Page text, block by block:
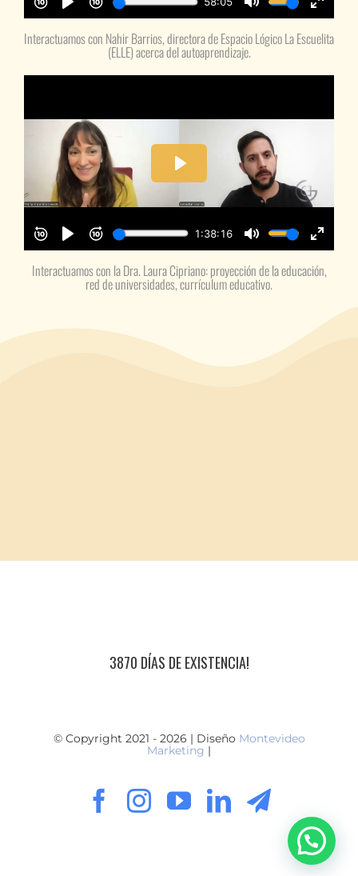
Interactuamos con Nahir Barrios, directora de Espacio Lógico La Escuelita
(ELLE) acerca del autoaprendizaje.
Interactuamos con la Dra. Laura Cipriano: proyección de la educación,
red de universidades, currículum educativo.
3870 DÍAS DE EXISTENCIA!
© Copyright 2021 - 2026 | Diseño Montevideo
Marketing |